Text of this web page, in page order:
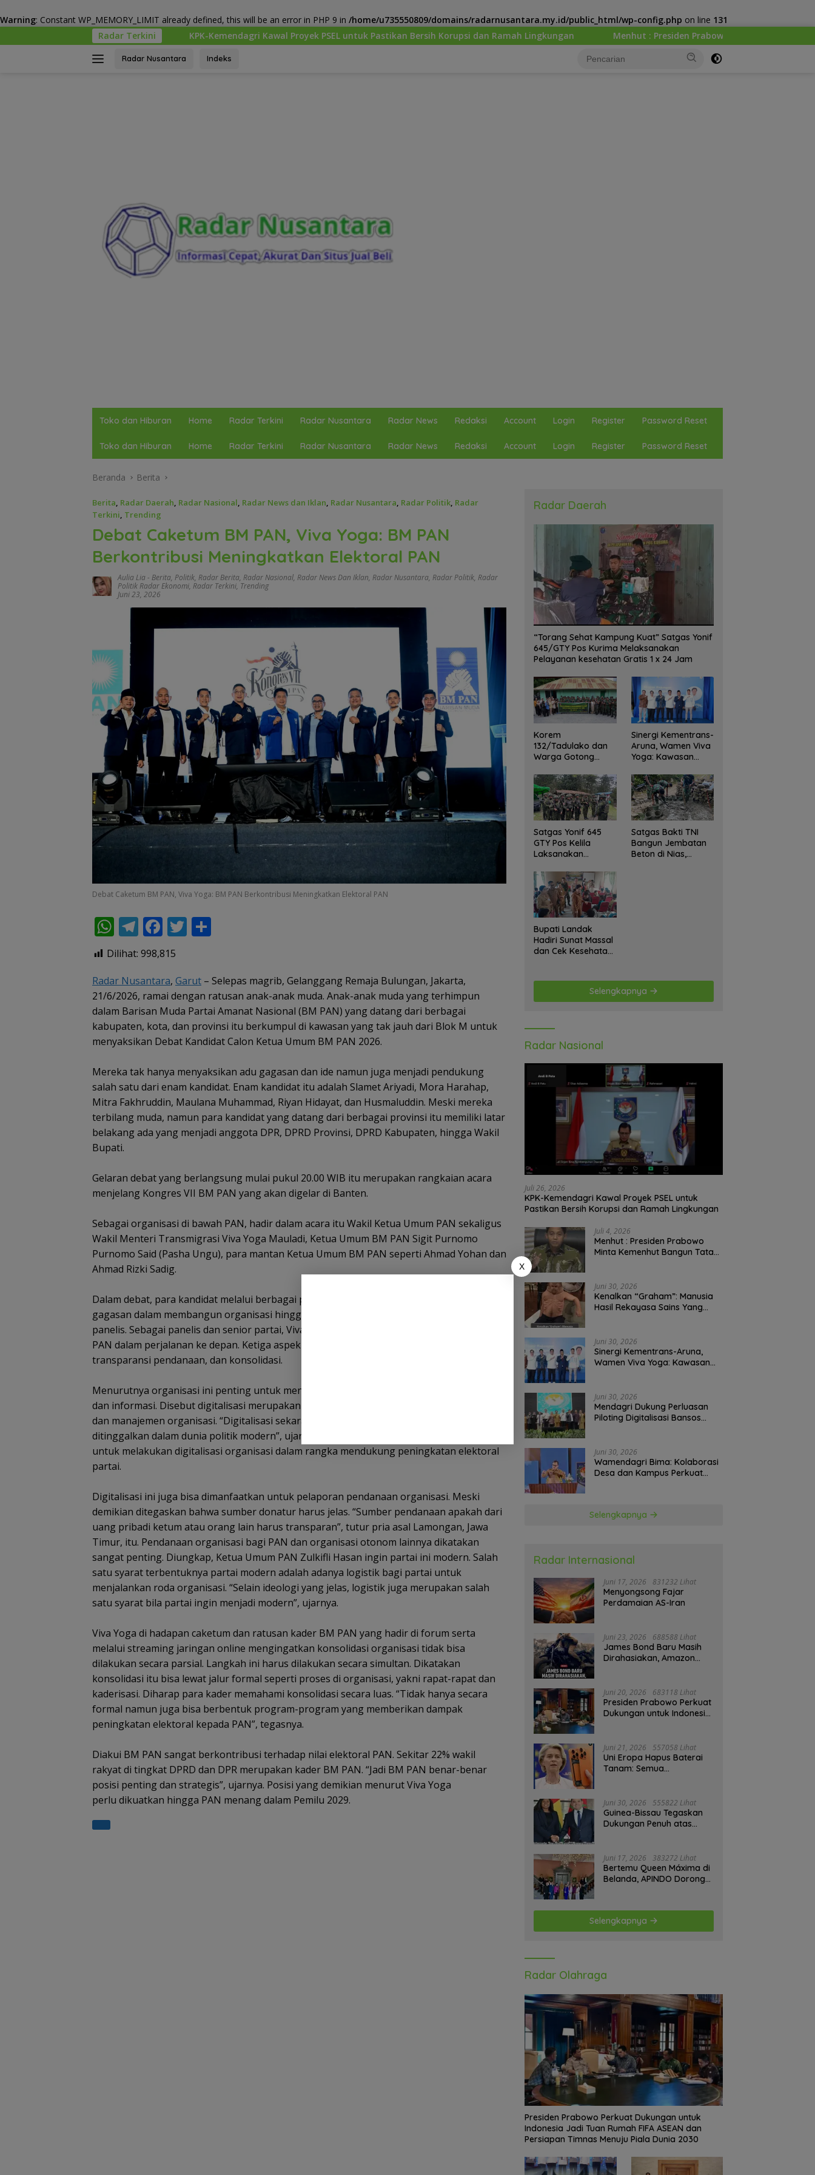
Warning: Constant WP_MEMORY_LIMIT already defined, this will be an error in PHP 9 in /home/u735550809/domains/radarnusantara.my.id/public_html/wp-config.php on line 131
ke
Radar Terkini
KPK-Kemendagri Kawal Proyek PSEL untuk Pastikan Bersih Korupsi dan Ramah Lingkungan Menhut : Presiden Prabowo Minta Kemenhut Bangun Tata Kelola
Radar Nusantara Indeks
Toko dan Hiburan Home Radar Terkini Radar Nusantara Radar News Redaksi Account Login Register Password Reset
Toko dan Hiburan Home Radar Terkini Radar Nusantara Radar News Redaksi Account Login Register Password Reset
Beranda Berita
Berita, Radar Daerah, Radar Nasional, Radar News dan Iklan, Radar Nusantara, Radar Politik, Radar
Terkini, Trending
Debat Caketum BM PAN, Viva Yoga: BM PAN
Berkontribusi Meningkatkan Elektoral PAN
Aulia Lia- Berita, Politik, Radar Berita, Radar Nasional, Radar News Dan Iklan, Radar Nusantara, Radar Politik, Radar
Politik Radar Ekonomi, Radar Terkini, Trending
Juni 23, 2026
Debat Caketum BM PAN, Viva Yoga: BM PAN Berkontribusi Meningkatkan Elektoral PAN
W
h
at
s
A
p
p
T
el
e
gr
a
m
F
ac
e
b
o
o
k
T
er e
Dilihat: 998,815
Radar Nusantara, Garut – Selepas magrib, Gelanggang Remaja Bulungan, Jakarta,
21/6/2026, ramai dengan ratusan anak-anak muda. Anak-anak muda yang terhimpun
dalam Barisan Muda Partai Amanat Nasional (BM PAN) yang datang dari berbagai
kabupaten, kota, dan provinsi itu berkumpul di kawasan yang tak jauh dari Blok M untuk
menyaksikan Debat Kandidat Calon Ketua Umum BM PAN 2026.
Mereka tak hanya menyaksikan adu gagasan dan ide namun juga menjadi pendukung
salah satu dari enam kandidat. Enam kandidat itu adalah Slamet Ariyadi, Mora Harahap,
Mitra Fakhruddin, Maulana Muhammad, Riyan Hidayat, dan Husmaluddin. Meski mereka
terbilang muda, namun para kandidat yang datang dari berbagai provinsi itu memiliki latar
belakang ada yang menjadi anggota DPR, DPRD Provinsi, DPRD Kabupaten, hingga Wakil
Bupati.
Gelaran debat yang berlangsung mulai pukul 20.00 WIB itu merupakan rangkaian acara
menjelang Kongres VII BM PAN yang akan digelar di Banten.
Sebagai organisasi di bawah PAN, hadir dalam acara itu Wakil Ketua Umum PAN sekaligus
Wakil Menteri Transmigrasi Viva Yoga Mauladi, Ketua Umum BM PAN Sigit Purnomo
Purnomo Said (Pasha Ungu), para mantan Ketua Umum BM PAN seperti Ahmad Yohan dan
Ahmad Rizki Sadig.
Dalam debat, para kandidat melalui berbagai putaran, mulai dari pemaparan ide dan
gagasan dalam membangun organisasi hingga pendalaman materi (tanya jawab) dengan
panelis. Sebagai panelis dan senior partai, Viva Yoga menekankan tiga aspek penting BM
PAN dalam perjalanan ke depan. Ketiga aspek itu adalah digitalisasi organisasi,
transparansi pendanaan, dan konsolidasi.
Menurutnya organisasi ini penting untuk mengimplementasikan teknologi komunikasi
dan informasi. Disebut digitalisasi merupakan langkah penting untuk reformasi tata kelola
dan manajemen organisasi. “Digitalisasi sekarang menjadi bagian yang tidak bisa
ditinggalkan dalam dunia politik modern”, ujarnya. Untuk itu ke depan BM PAN penting
untuk melakukan digitalisasi organisasi dalam rangka mendukung peningkatan elektoral
partai.
Digitalisasi ini juga bisa dimanfaatkan untuk pelaporan pendanaan organisasi. Meski
demikian ditegaskan bahwa sumber donatur harus jelas. “Sumber pendanaan apakah dari
uang pribadi ketum atau orang lain harus transparan”, tutur pria asal Lamongan, Jawa
Timur, itu. Pendanaan organisasi bagi PAN dan organisasi otonom lainnya dikatakan
sangat penting. Diungkap, Ketua Umum PAN Zulkifli Hasan ingin partai ini modern. Salah
satu syarat terbentuknya partai modern adalah adanya logistik bagi partai untuk
menjalankan roda organisasi. “Selain ideologi yang jelas, logistik juga merupakan salah
satu syarat bila partai ingin menjadi modern”, ujarnya.
Viva Yoga di hadapan caketum dan ratusan kader BM PAN yang hadir di forum serta
melalui streaming jaringan online mengingatkan konsolidasi organisasi tidak bisa
dilakukan secara parsial. Langkah ini harus dilakukan secara simultan. Dikatakan
konsolidasi itu bisa lewat jalur formal seperti proses di organisasi, yakni rapat-rapat dan
kaderisasi. Diharap para kader memahami konsolidasi secara luas. “Tidak hanya secara
formal namun juga bisa berbentuk program-program yang memberikan dampak
peningkatan elektoral kepada PAN”, tegasnya.
Diakui BM PAN sangat berkontribusi terhadap nilai elektoral PAN. Sekitar 22% wakil
rakyat di tingkat DPRD dan DPR merupakan kader BM PAN. “Jadi BM PAN benar-benar
posisi penting dan strategis”, ujarnya. Posisi yang demikian menurut Viva Yoga
perlu dikuatkan hingga PAN menang dalam Pemilu 2029.
Radar Daerah
“Torang Sehat Kampung Kuat” Satgas Yonif
645/GTY Pos Kurima Melaksanakan
Pelayanan kesehatan Gratis 1 x 24 Jam
Korem
132/Tadulako dan
Warga Gotong
Gedung Juang Palu
Sinergi Kementrans-
Aruna, Wamen Viva
Yoga: Kawasan
Sukses Ekspor
Rajungan Ke Pasar
Global
Satgas Yonif 645
GTY Pos Kelila
Laksanakan
Anjangsana
Ketempat Tokoh
Adat dan Lurah
Satgas Bakti TNI
Bangun Jembatan
Beton di Nias,
Bupati Landak
Hadiri Sunat Massal
dan Cek Kesehatan
Kegiatan
Selengkapnya
Radar Nasional
Juli 26, 2026
KPK-Kemendagri Kawal Proyek PSEL untuk
Pastikan Bersih Korupsi dan Ramah Lingkungan
Juli 4, 2026
Menhut : Presiden Prabowo
Minta Kemenhut Bangun Tata
Juni 30, 2026
Kenalkan “Graham”: Manusia
Hasil Rekayasa Sains Yang
Juni 30, 2026
Sinergi Kementrans-Aruna,
Wamen Viva Yoga: Kawasan
Juni 30, 2026
Mendagri Dukung Perluasan
Piloting Digitalisasi Bansos
Juni 30, 2026
Wamendagri Bima: Kolaborasi
Desa dan Kampus Perkuat
Selengkapnya
Radar Internasional
Juni 17, 2026 831232 Lihat
Menyongsong Fajar
Perdamaian AS-Iran
Juni 23, 2026 688588 Lihat
James Bond Baru Masih
Dirahasiakan, Amazon
Juni 20, 2026 683118 Lihat
Presiden Prabowo Perkuat
Dukungan untuk Indonesia
Timnas Menuju Piala Dunia
2030
Juni 21, 2026 557058 Lihat
Uni Eropa Hapus Baterai
Tanam: Semua
Juni 30, 2026 555822 Lihat
Guinea-Bissau Tegaskan
Dukungan Penuh atas
Juni 17, 2026 383272 Lihat
Bertemu Queen Máxima di
Belanda, APINDO Dorong
Selengkapnya
Radar Olahraga
Presiden Prabowo Perkuat Dukungan untuk
Indonesia Jadi Tuan Rumah FIFA ASEAN dan
Persiapan Timnas Menuju Piala Dunia 2030
X